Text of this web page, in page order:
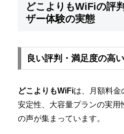
どこよりもWiFiの評
ザー体験の実態
良い評判・満足度の高
どこよりもWiFiは、月額料金
安定性、大容量プランの実用
の声が集まっています。